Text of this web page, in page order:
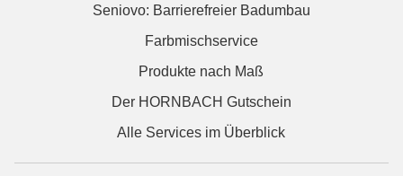
Seniovo: Barrierefreier Badumbau
Farbmischservice
Produkte nach Maß
Der HORNBACH Gutschein
Alle Services im Überblick